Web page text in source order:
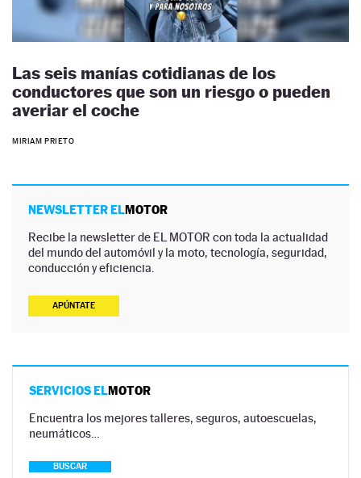
Las seis manías cotidianas de los
conductores que son un riesgo o pueden
averiar el coche
MIRIAM PRIETO
NEWSLETTER ELMOTOR
Recibe la newsletter de EL MOTOR con toda la actualidad
del mundo del automóvil y la moto, tecnología, seguridad,
conducción y eficiencia.
APÚNTATE
SERVICIOS ELMOTOR
Encuentra los mejores talleres, seguros, autoescuelas,
neumáticos…
BUSCAR